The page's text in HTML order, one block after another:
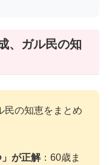
、ガル民の知
民の知恵をまとめ
が正解：60歳ま